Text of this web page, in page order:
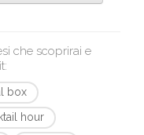
che scoprirai e
:
box
hour